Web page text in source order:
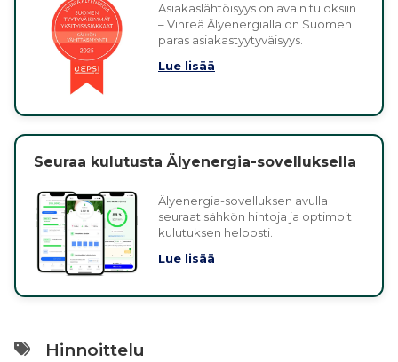
Asiakaslähtöisyys on avain tuloksiin
– Vihreä Älyenergialla on Suomen
paras asiakastyytyväisyys.
Lue lisää
Seuraa kulutusta Älyenergia-sovelluksella
Älyenergia-sovelluksen avulla
seuraat sähkön hintoja ja optimoit
kulutuksen helposti.
Lue lisää
Hinnoittelu